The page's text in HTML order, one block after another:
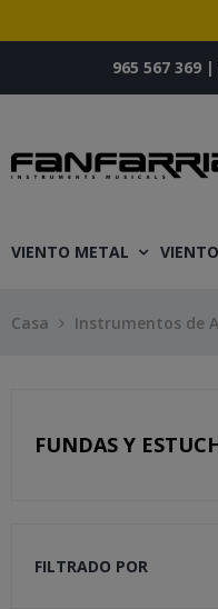
965 567 369 |
VIENTO METAL
Casa Instrumentos de
FUNDAS Y
FILTRADO POR